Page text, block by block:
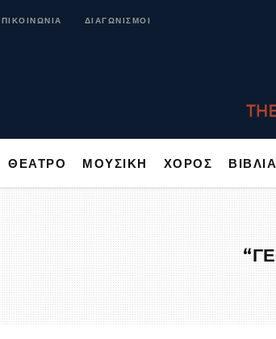
ΔΙΑΓΩΝΙΣΜΟΙ
ΘΕΑΤΡΟ ΜΟΥΣΙΚΗ ΧΟΡΟΣ ΒΙΒΛΙΑ
ΘΕΑΤΡΟ ΜΟΥΣΙΚΗ